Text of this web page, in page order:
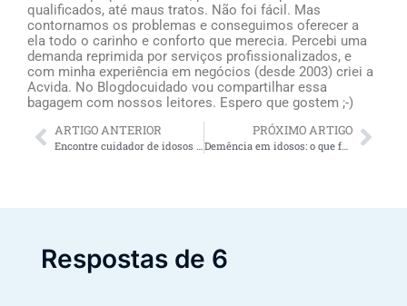
qualificados, até maus tratos. Não foi fácil. Mas
contornamos os problemas e conseguimos oferecer a
ela todo o carinho e conforto que merecia. Percebi uma
demanda reprimida por serviços profissionalizados, e
com minha experiência em negócios (desde 2003) criei a
Acvida. No Blogdocuidado vou compartilhar essa
bagagem com nossos leitores. Espero que gostem ;-)
ARTIGO ANTERIOR PRÓXIMO ARTIGO
Demência em idosos: o que familiares e cuidadores devem saber sobre o problema
Respostas de 6